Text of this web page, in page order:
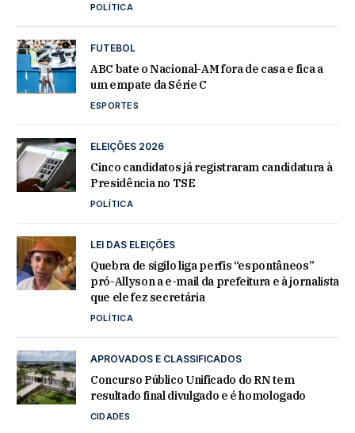
POLÍTICA
FUTEBOL
ABC bate o Nacional-AM fora de casa e fica a
um empate da Série C
ESPORTES
ELEIÇÕES 2026
Cinco candidatos já registraram candidatura à
Presidência no TSE
POLÍTICA
LEI DAS ELEIÇÕES
Quebra de sigilo liga perfis “espontâneos”
pró-Allyson a e-mail da prefeitura e à jornalista
que ele fez secretária
POLÍTICA
APROVADOS E CLASSIFICADOS
Concurso Público Unificado do RN tem
resultado final divulgado e é homologado
CIDADES